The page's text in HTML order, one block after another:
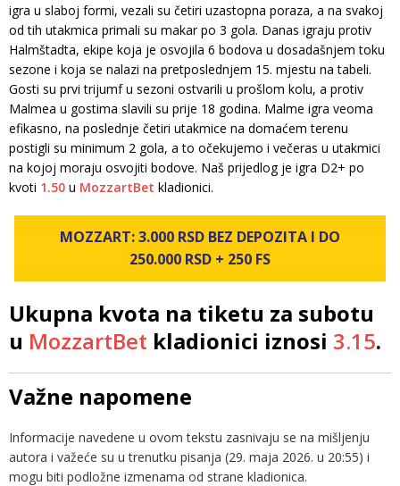
igra u slaboj formi, vezali su četiri uzastopna poraza, a na svakoj
od tih utakmica primali su makar po 3 gola. Danas igraju protiv
Halmštadta, ekipe koja je osvojila 6 bodova u dosadašnjem toku
sezone i koja se nalazi na pretposlednjem 15. mjestu na tabeli.
Gosti su prvi trijumf u sezoni ostvarili u prošlom kolu, a protiv
Malmea u gostima slavili su prije 18 godina. Malme igra veoma
efikasno, na poslednje četiri utakmice na domaćem terenu
postigli su minimum 2 gola, a to očekujemo i večeras u utakmici
na kojoj moraju osvojiti bodove. Naš prijedlog je igra D2+ po
kvoti 1.50 u MozzartBet kladionici.
MOZZART: 3.000 RSD BEZ DEPOZITA I DO
250.000 RSD + 250 FS
Ukupna kvota na tiketu za subotu
u MozzartBet kladionici iznosi 3.15.
Važne napomene
Informacije navedene u ovom tekstu zasnivaju se na mišljenju
autora i važeće su u trenutku pisanja (29. maja 2026. u 20:55) i
mogu biti podložne izmenama od strane kladionica.